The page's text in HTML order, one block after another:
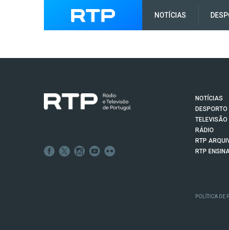
NOTÍCIAS
NOTÍCIAS
DESPORTO
TELEVISÃO
RÁDIO
RTP
RTP
POLÍTICA DE